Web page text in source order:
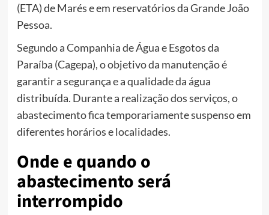
(ETA) de Marés e em reservatórios da Grande João
Pessoa.
Segundo a Companhia de Água e Esgotos da
Paraíba (Cagepa), o objetivo da manutenção é
garantir a segurança e a qualidade da água
distribuída. Durante a realização dos serviços, o
abastecimento fica temporariamente suspenso em
diferentes horários e localidades.
Onde e quando o
abastecimento será
interrompido